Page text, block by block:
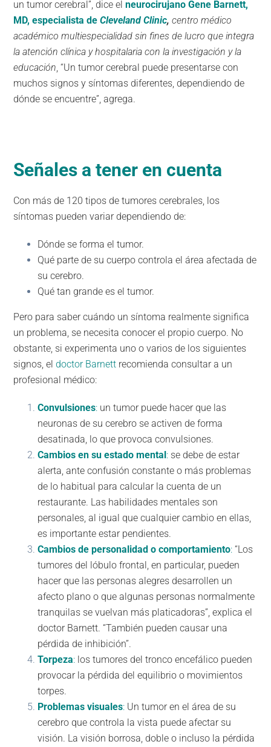
un tumor cerebral”, dice elneurocirujano Gene Barnett,
MD, especialista de Cleveland Clinic, centro médico
académico multiespecialidad sin fines de lucro que integra
la atención clínica y hospitalaria con la investigación y la
educación, “Un tumor cerebral puede presentarse con
muchos signos y síntomas diferentes, dependiendo de
dónde se encuentre”, agrega.
Señales a tener en cuenta
Con más de 120 tipos de tumores cerebrales, los
síntomas pueden variar dependiendo de:
Dónde se forma el tumor.
Qué parte de su cuerpo controla el área afectada de
su cerebro.
Qué tan grande es el tumor.
Pero para saber cuándo un síntoma realmente significa
un problema, se necesita conocer el propio cuerpo. No
obstante, si experimenta uno o varios de los siguientes
signos, eldoctor Barnett recomienda consultar a un
profesional médico:
Convulsiones: un tumor puede hacer que las
neuronas de su cerebro se activen de forma
desatinada, lo que provoca convulsiones.
Cambios en su estado mental: se debe de estar
alerta, ante confusión constante o más problemas
de lo habitual para calcular la cuenta de un
restaurante. Las habilidades mentales son
personales, al igual que cualquier cambio en ellas,
es importante estar pendientes.
Cambios de personalidad o comportamiento: “Los
tumores del lóbulo frontal, en particular, pueden
hacer que las personas alegres desarrollen un
afecto plano o que algunas personas normalmente
tranquilas se vuelvan más platicadoras”, explica el
doctor Barnett. “También pueden causar una
pérdida de inhibición”.
Torpeza: los tumores del tronco encefálico pueden
provocar la pérdida del equilibrio o movimientos
torpes.
Problemas visuales: Un tumor en el área de su
cerebro que controla la vista puede afectar su
visión. La visión borrosa, doble o incluso la pérdida